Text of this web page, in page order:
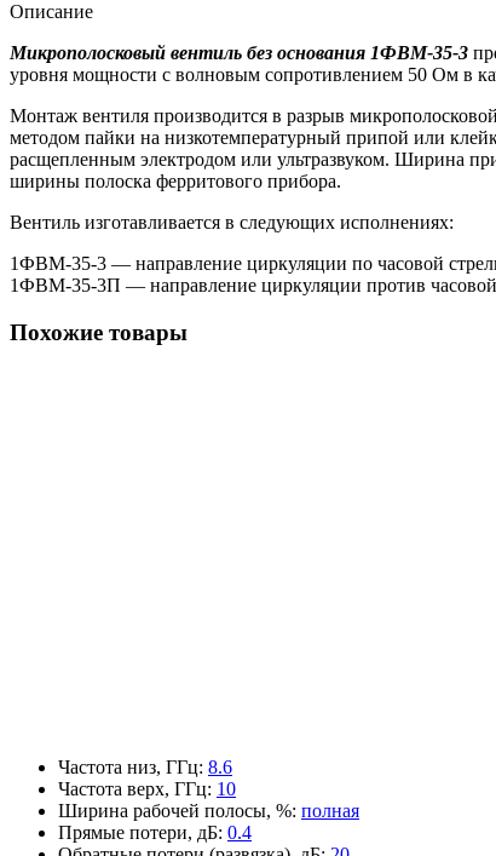
Описание
Микрополосковый вентиль без основания 1ФВМ-35-3
уровня мощности с волновым сопротивлением 50 Ом в
Монтаж вентиля производится в разрыв
методом пайки на низкотемпературный припой или
расщепленным электродом или ультразвуком. Ширина
ширины полоска ферритового прибора.
Вентиль изготавливается в следующих исполнениях:
1ФВМ-35-3 — направление циркуляции по часовой
1ФВМ-35-3П — направление циркуляции против часовой
Похожие товары
Частота низ, ГГц: 8.6
Частота верх, ГГц: 10
Ширина рабочей полосы, %: полная
Прямые потери, дБ: 0.4